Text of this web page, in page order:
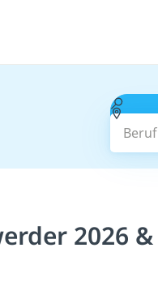
Beruf
2026 &